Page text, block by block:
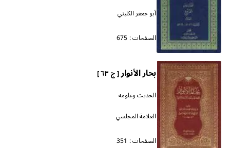
أبو جعفر الكليني
الصفحات : 675
بحار الأنوار[ ج ٦٣ ]
الحديث وعلومه
العلامة المجلسي
الصفحات : 351